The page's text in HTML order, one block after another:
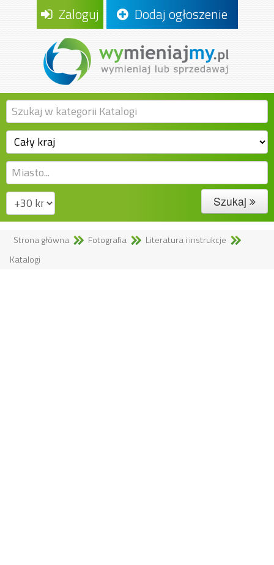
Zaloguj Dodaj ogłoszenie
Szukaj
Strona główna Fotografia
Literatura i instrukcje
Katalogi